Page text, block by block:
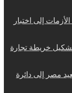
إلى اختبار
خريطة تجارة
مصر إلى دائرة